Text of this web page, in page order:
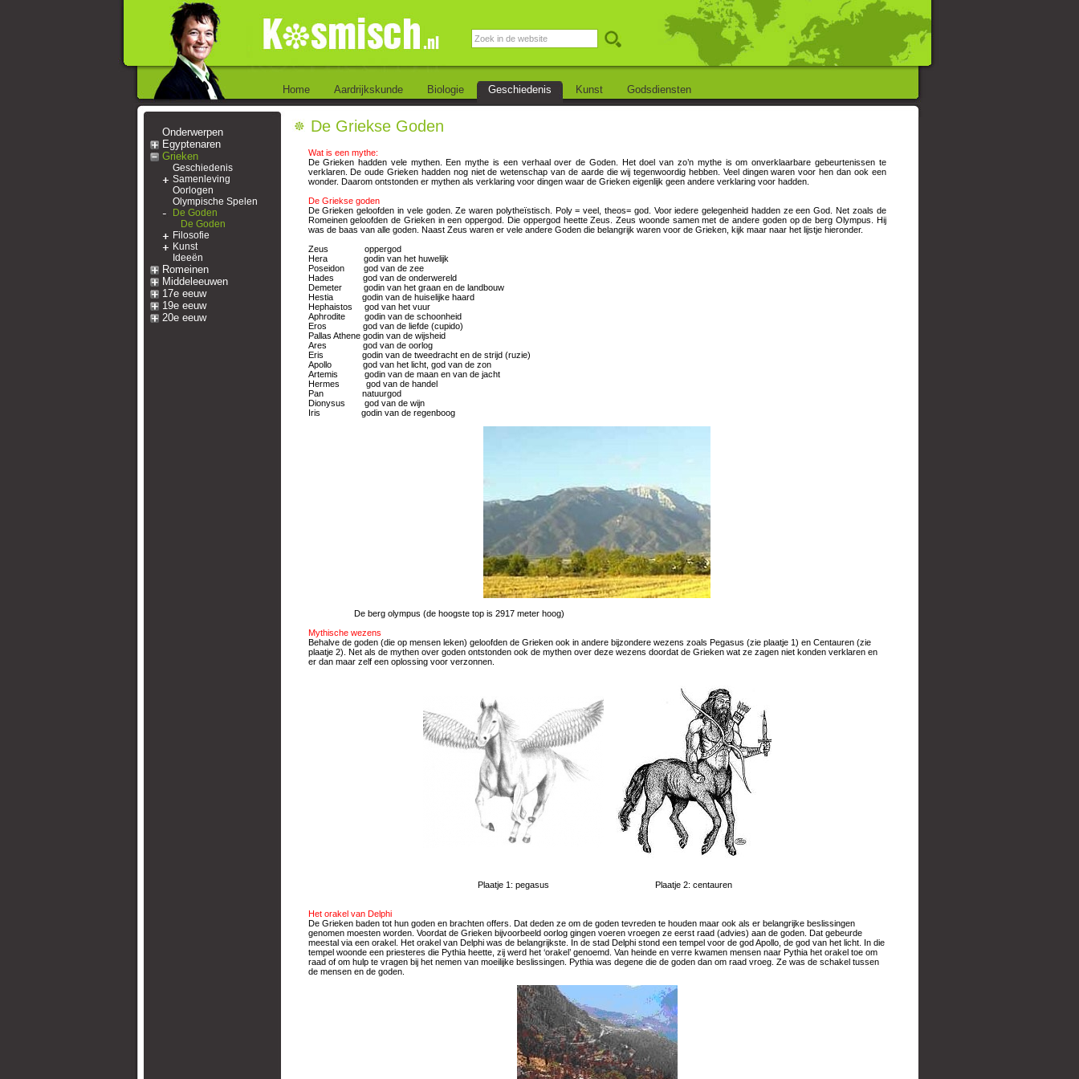
Home Aardrijkskunde Biologie Geschiedenis Kunst Godsdiensten
Onderwerpen
Egyptenaren
Grieken
Geschiedenis
Samenleving
Oorlogen
Olympische Spelen
De Goden
De Goden
Filosofie
Kunst
Ideeën
Romeinen
Middeleeuwen
17e eeuw
19e eeuw
20e eeuw
De Griekse Goden
Wat is een mythe:
De Grieken hadden vele mythen. Een mythe is een verhaal over de Goden. Het doel van zo’n mythe is om onverklaarbare gebeurtenissen te
verklaren. De oude Grieken hadden nog niet de wetenschap van de aarde die wij tegenwoordig hebben. Veel dingen waren voor hen dan ook een
wonder. Daarom ontstonden er mythen als verklaring voor dingen waar de Grieken eigenlijk geen andere verklaring voor hadden.
De Griekse goden
De Grieken geloofden in vele goden. Ze waren polytheïstisch. Poly = veel, theos= god. Voor iedere gelegenheid hadden ze een God. Net zoals de
Romeinen geloofden de Grieken in een oppergod. Die oppergod heette Zeus. Zeus woonde samen met de andere goden op de berg Olympus. Hij
was de baas van alle goden. Naast Zeus waren er vele andere Goden die belangrijk waren voor de Grieken, kijk maar naar het lijstje hieronder.
Zeus oppergod
Hera godin van het huwelijk
Poseidon god van de zee
Hades god van de onderwereld
Demeter godin van het graan en de landbouw
Hestia godin van de huiselijke haard
Hephaistos god van het vuur
Aphrodite godin van de schoonheid
Eros god van de liefde (cupido)
Pallas Athene godin van de wijsheid
Ares god van de oorlog
Eris godin van de tweedracht en de strijd (ruzie)
Apollo god van het licht, god van de zon
Artemis godin van de maan en van de jacht
Hermes god van de handel
Pan natuurgod
Dionysus god van de wijn
Iris godin van de regenboog
De berg olympus (de hoogste top is 2917 meter hoog)
Mythische wezens
Behalve de goden (die op mensen leken) geloofden de Grieken ook in andere bijzondere wezens zoals Pegasus (zie plaatje 1) en Centauren (zie
plaatje 2). Net als de mythen over goden ontstonden ook de mythen over deze wezens doordat de Grieken wat ze zagen niet konden verklaren en
er dan maar zelf een oplossing voor verzonnen.
Plaatje 1: pegasus Plaatje 2: centauren
Het orakel van Delphi
De Grieken baden tot hun goden en brachten offers. Dat deden ze om de goden tevreden te houden maar ook als er belangrijke beslissingen
genomen moesten worden. Voordat de Grieken bijvoorbeeld oorlog gingen voeren vroegen ze eerst raad (advies) aan de goden. Dat gebeurde
meestal via een orakel. Het orakel van Delphi was de belangrijkste. In de stad Delphi stond een tempel voor de god Apollo, de god van het licht. In die
tempel woonde een priesteres die Pythia heette, zij werd het ‘orakel’ genoemd. Van heinde en verre kwamen mensen naar Pythia het orakel toe om
raad of om hulp te vragen bij het nemen van moeilijke beslissingen. Pythia was degene die de goden dan om raad vroeg. Ze was de schakel tussen
de mensen en de goden.